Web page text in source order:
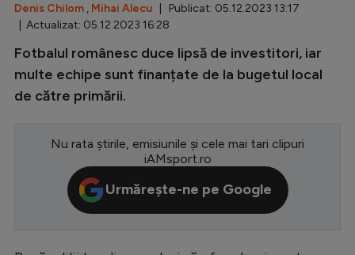
Clasamente
Champions League
Conference League
CM 2026
Premier League
Denis Chilom , Mihai Alecu | Publicat: 05.12.2023 13:17
| Actualizat: 05.12.2023 16:28
Fotbalul românesc duce lipsă de investitori, iar
multe echipe sunt finanțate de la bugetul local
de către primării.
Nu rata știrile, emisiunile și cele mai tari clipuri
iAMsport.ro
Urmărește-ne pe Google